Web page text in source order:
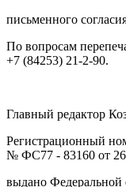
письменного
По вопросам
+7 (84253) 21-2-90.
Главный редактор
Регистрационный
№ ФС77 - 83160 от
выдано Федеральной